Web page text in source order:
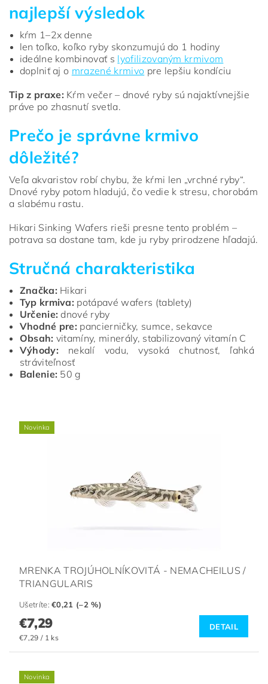
najlepší výsledok
kŕm 1–2x denne
len toľko, koľko ryby skonzumujú do 1 hodiny
ideálne kombinovať s lyofilizovaným krmivom
doplniť aj o mrazené krmivo pre lepšiu kondíciu
Tip z praxe: Kŕm večer – dnové ryby sú najaktívnejšie
práve po zhasnutí svetla.
Prečo je správne krmivo
dôležité?
Veľa akvaristov robí chybu, že kŕmi len „vrchné ryby“.
Dnové ryby potom hladujú, čo vedie k stresu, chorobám
a slabému rastu.
Hikari Sinking Wafers rieši presne tento problém –
potrava sa dostane tam, kde ju ryby prirodzene hľadajú.
Stručná charakteristika
Značka: Hikari
Typ krmiva: potápavé wafers (tablety)
Určenie: dnové ryby
Vhodné pre: pancierničky, sumce, sekavce
Obsah: vitamíny, minerály, stabilizovaný vitamín C
Výhody: nekalí vodu, vysoká chutnosť, ľahká
stráviteľnosť
Balenie: 50 g
Novinka
MRENKA TROJÚHOLNÍKOVITÁ - NEMACHEILUS /
TRIANGULARIS
Ušetríte:€0,21 (–2 %)
€7,29
€7,29 / 1 ks
DETAIL
Novinka